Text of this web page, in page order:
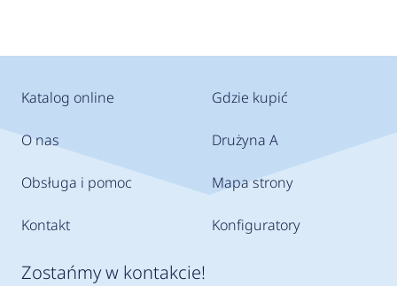
Katalog online
O nas
Obsługa i pomoc
Kontakt
Gdzie kupić
Drużyna A
Mapa strony
Konfiguratory
Zostańmy w kontakcie!